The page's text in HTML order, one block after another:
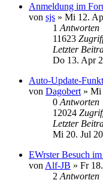
Anmeldung im
von sjs » Mi 12.
1 Antworten
11623
Letzter
Do 13. Apr
Auto-Update-
von Dagobert » Mi
0 Antworten
12024
Letzter
Mi 20. Jul
EWrster Besuch
von Alf-JB » Fr
2 Antworten